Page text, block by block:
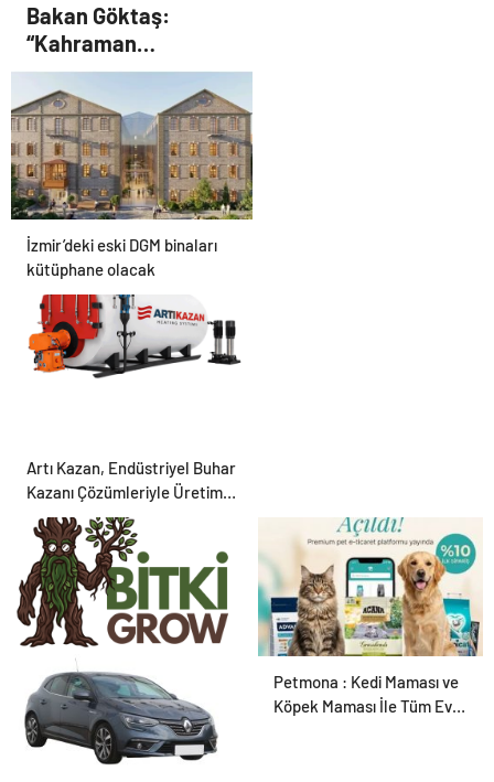
Bakan Göktaş:
“Kahraman
gazilerimizin
haklarını güçlendiren
yeni bir dönemin
kapılarını aralıyoruz”
İzmir’deki eski DGM binaları
kütüphane olacak
Artı Kazan, Endüstriyel Buhar
Kazanı Çözümleriyle Üretim
Tesislerine Verimli Sistemler
Sunuyor
Bitkigrow ile Bitki
Yetiştiriciliğinde Doğru
Ekipman ve Ürün Seçimi
Petmona : Kedi Maması ve
Köpek Maması İle Tüm Evcil